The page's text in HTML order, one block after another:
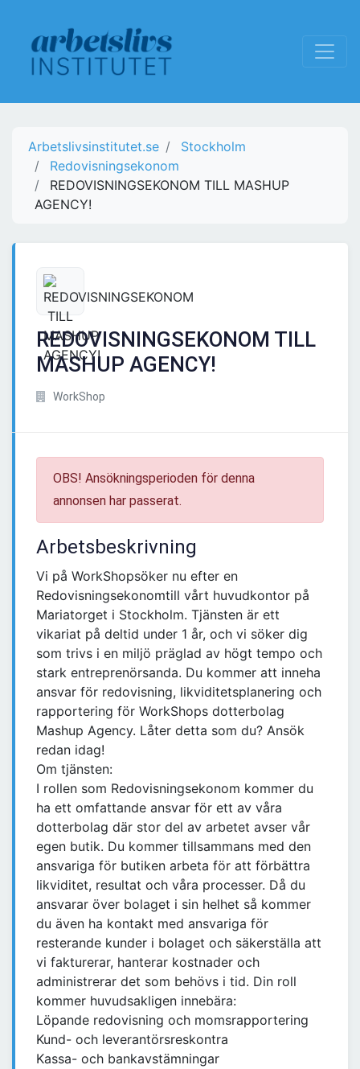
Arbetslivsinstitutet.se
Stockholm
Redovisningsekonom
REDOVISNINGSEKONOM TILL MASHUP
AGENCY!
REDOVISNINGSEKONOM TILL
MASHUP AGENCY!
WorkShop
OBS! Ansökningsperioden för denna
annonsen har passerat.
Arbetsbeskrivning
Vi på WorkShopsöker nu efter en
Redovisningsekonomtill vårt huvudkontor på
Mariatorget i Stockholm. Tjänsten är ett
vikariat på deltid under 1 år, och vi söker dig
som trivs i en miljö präglad av högt tempo och
stark entreprenörsanda. Du kommer att inneha
ansvar för redovisning, likviditetsplanering och
rapportering för WorkShops dotterbolag
Mashup Agency. Låter detta som du? Ansök
redan idag!
Om tjänsten:
I rollen som Redovisningsekonom kommer du
ha ett omfattande ansvar för ett av våra
dotterbolag där stor del av arbetet avser vår
egen butik. Du kommer tillsammans med den
ansvariga för butiken arbeta för att förbättra
likviditet, resultat och våra processer. Då du
ansvarar över bolaget i sin helhet så kommer
du även ha kontakt med ansvariga för
resterande kunder i bolaget och säkerställa att
vi fakturerar, hanterar kostnader och
administrerar det som behövs i tid. Din roll
kommer huvudsakligen innebära:
Löpande redovisning och momsrapportering
Kund- och leverantörsreskontra
Kassa- och bankavstämningar